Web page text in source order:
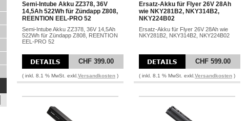
Semi-Intube Akku ZZ378, 36V
14,5Ah 522Wh für Zündapp Z808,
REENTION EEL-PRO 52
Semi-Intube Akku ZZ378, 36V 14,5Ah
522Wh für Zündapp Z808, REENTION
EEL-PRO 52
CHF 399.00
( inkl. 8.1 % MwSt. exkl. Versandkosten )
Ersatz-Akku für Flyer 26V 28Ah
wie NKY281B2, NKY314B2,
NKY224B02
Ersatz-Akku für Flyer 26V 28Ah wie
NKY281B2, NKY314B2, NKY224B02
CHF 599.00
( inkl. 8.1 % MwSt. exkl. Versandkosten )